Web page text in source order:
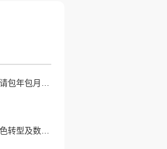
如何查询和申请包年包月模式的云主机升级配置补差价优惠活动？
中国新基建绿色转型及数据中心低碳发展